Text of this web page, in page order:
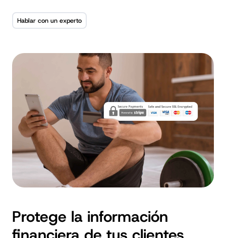
Hablar con un experto
Protege la información